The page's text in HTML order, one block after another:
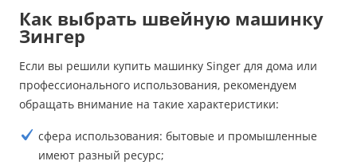
Как выбрать швейную машинку
Зингер
Если вы решили купить машинку Singer для дома или
профессионального использования, рекомендуем
обращать внимание на такие характеристики:
сфера использования: бытовые и промышленные
имеют разный ресурс;